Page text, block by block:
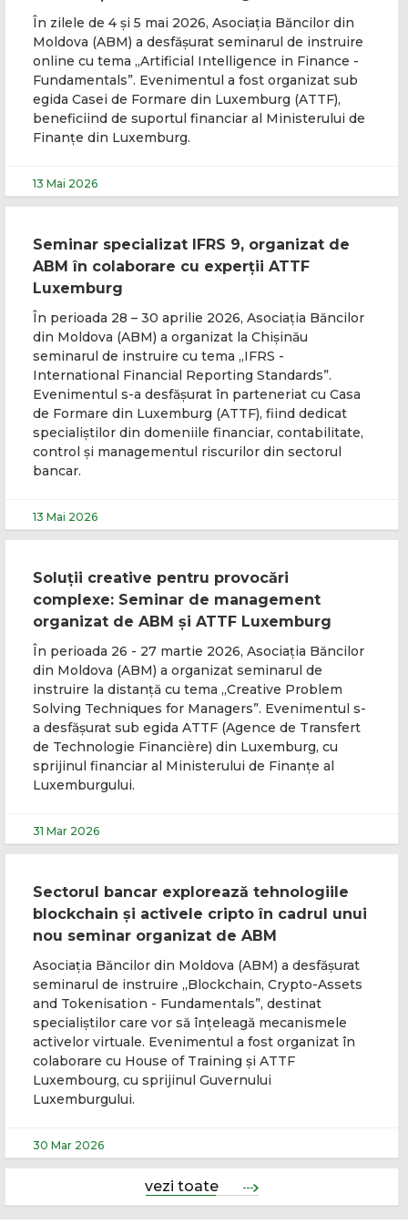
În zilele de 4 și 5 mai 2026, Asociația Băncilor din
Moldova (ABM) a desfășurat seminarul de instruire
online cu tema „Artificial Intelligence in Finance -
Fundamentals”. Evenimentul a fost organizat sub
egida Casei de Formare din Luxemburg (ATTF),
beneficiind de suportul financiar al Ministerului de
Finanțe din Luxemburg.
13 Mai 2026
Seminar specializat IFRS 9, organizat de
ABM în colaborare cu experții ATTF
Luxemburg
În perioada 28 – 30 aprilie 2026, Asociația Băncilor
din Moldova (ABM) a organizat la Chișinău
seminarul de instruire cu tema „IFRS -
International Financial Reporting Standards”.
Evenimentul s-a desfășurat în parteneriat cu Casa
de Formare din Luxemburg (ATTF), fiind dedicat
specialiștilor din domeniile financiar, contabilitate,
control și managementul riscurilor din sectorul
bancar.
13 Mai 2026
Soluții creative pentru provocări
complexe: Seminar de management
organizat de ABM și ATTF Luxemburg
În perioada 26 - 27 martie 2026, Asociația Băncilor
din Moldova (ABM) a organizat seminarul de
instruire la distanță cu tema „Creative Problem
Solving Techniques for Managers”. Evenimentul s-
a desfășurat sub egida ATTF (Agence de Transfert
de Technologie Financière) din Luxemburg, cu
sprijinul financiar al Ministerului de Finanțe al
Luxemburgului.
31 Mar 2026
Sectorul bancar explorează tehnologiile
blockchain și activele cripto în cadrul unui
nou seminar organizat de ABM
Asociația Băncilor din Moldova (ABM) a desfășurat
seminarul de instruire „Blockchain, Crypto-Assets
and Tokenisation - Fundamentals”, destinat
specialiștilor care vor să înțeleagă mecanismele
activelor virtuale. Evenimentul a fost organizat în
colaborare cu House of Training și ATTF
Luxembourg, cu sprijinul Guvernului
Luxemburgului.
30 Mar 2026
vezi toate